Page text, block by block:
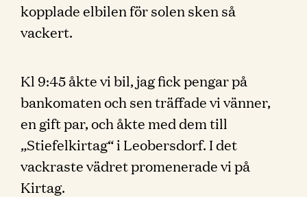
kopplade elbilen för solen sken så
vackert.
Kl 9:45 åkte vi bil, jag fick pengar på
bankomaten och sen träffade vi vänner,
en gift par, och åkte med dem till
„Stiefelkirtag“ i Leobersdorf. I det
vackraste vädret promenerade vi på
Kirtag.